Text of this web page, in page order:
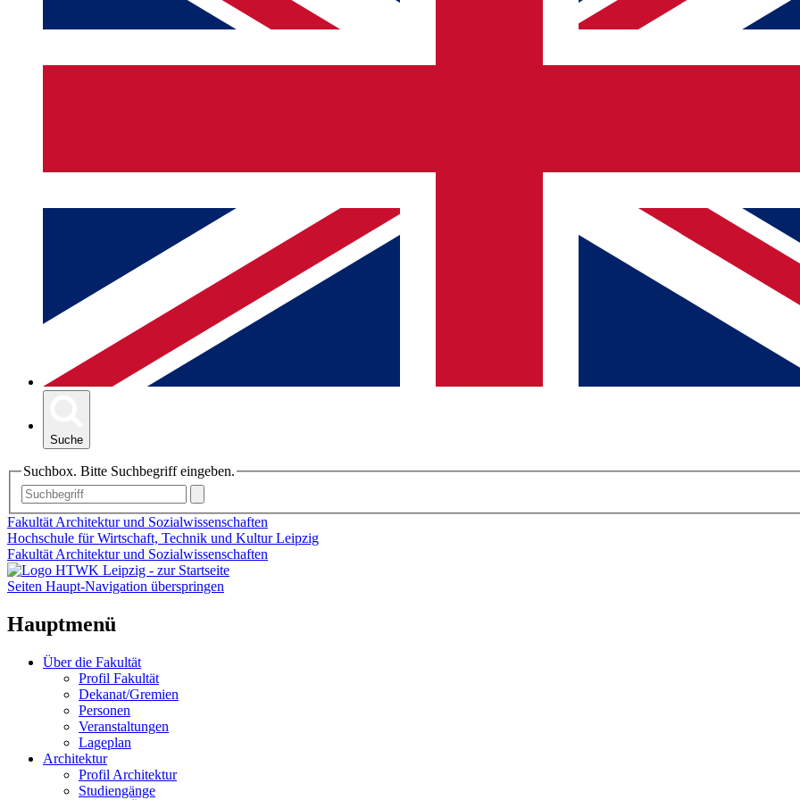
Suche
Suchbox. Bitte Suchbegriff eingeben.
Fakultät Architektur und Sozialwissenschaften
Hochschule für Wirtschaft, Technik und Kultur Leipzig
Fakultät Architektur und Sozialwissenschaften
Seiten Haupt-Navigation überspringen
Hauptmenü
Über die Fakultät
Profil Fakultät
Dekanat/Gremien
Personen
Veranstaltungen
Lageplan
Architektur
Profil Architektur
Studiengänge